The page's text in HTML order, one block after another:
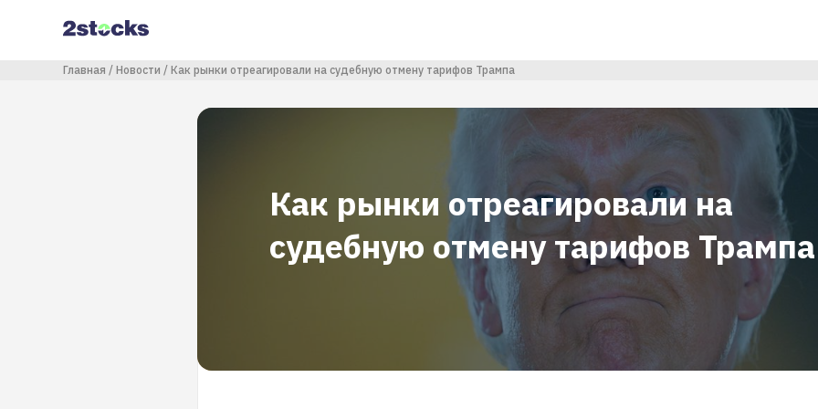
содержанию
Строка навигации
Главная Новости Как рынки отреагировали на судебную отмену тарифов Трампа
Как рынки отреагировали на
судебную отмену тарифов Трампа